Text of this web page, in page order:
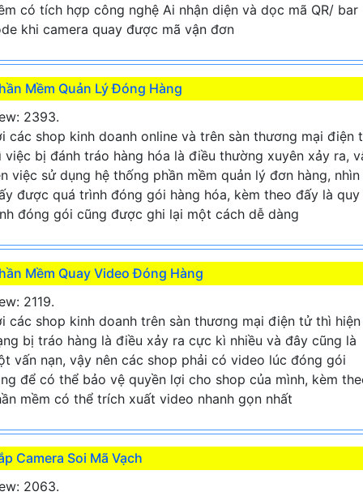
có tích hợp công nghệ Ai nhận diện và dọc mã QR/ bar
khi camera quay được mã vận đơn
Mềm Quản Lý Đóng Hàng
2393.
các shop kinh doanh online và trên sàn thương mại điện
việc bị đánh tráo hàng hóa là điều thường xuyên xảy ra,
việc sử dụng hệ thống phần mềm quản lý đơn hàng, nhìn
được quá trình đóng gói hàng hóa, kèm theo đấy là quy
đóng gói cũng được ghi lại một cách dễ dàng
Mềm Quay Video Đóng Hàng
2119.
các shop kinh doanh trên sàn thương mại điện tử thì hiện
bị tráo hàng là điều xảy ra cực kì nhiều và đây cũng là
vấn nạn, vậy nên các shop phải có video lúc đóng gói
để có thể bảo vệ quyền lợi cho shop của mình, kèm
mềm có thể trích xuất video nhanh gọn nhất
Camera Soi Mã Vạch
2063.